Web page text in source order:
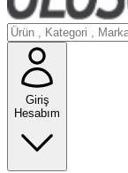
Giriş
Hesabım